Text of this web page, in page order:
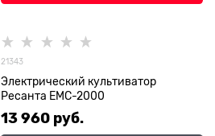
21343
Электрический культиватор
Ресанта ЕМС-2000
13 960 руб.